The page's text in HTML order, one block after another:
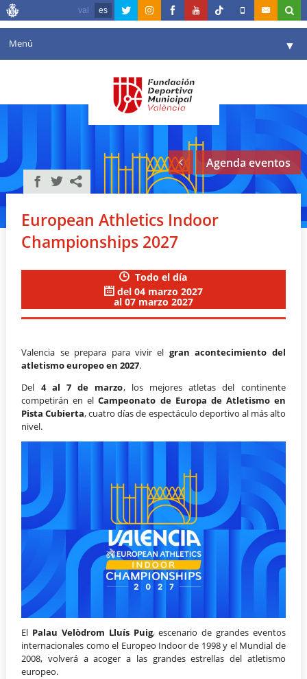
val es
Menú ▼
Agenda
Comunicación ▼
Valencia en deporte
Portal de Transparencia
Agenda eventos
European Athletics Indoor
Championships 2027
Todo el día
del 04 marzo 2027
al 07 marzo 2027
Valencia se prepara para vivir el gran acontecimiento del
atletismo europeo en 2027.
Del 4 al 7 de marzo, los mejores atletas del continente
competirán en elCampeonato de Europa de Atletismo en
Pista Cubierta, cuatro días de espectáculo deportivo al más alto
nivel.
El Palau Velòdrom Lluís Puig, escenario de grandes eventos
internacionales como el Europeo Indoor de 1998 y el Mundial de
2008, volverá a acoger a las grandes estrellas del atletismo
europeo.